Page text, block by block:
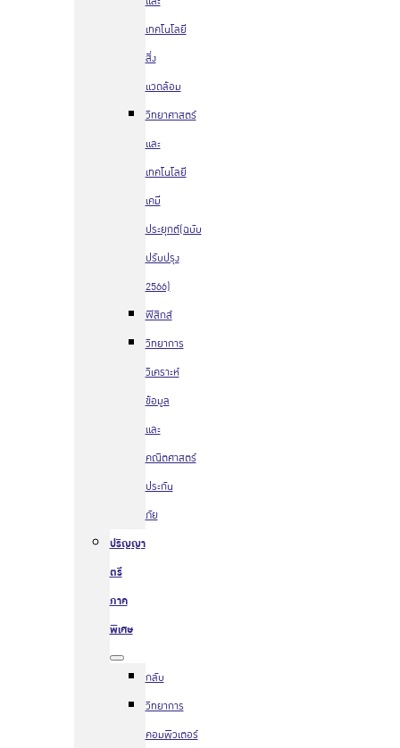
เทคโนโลยี
สิ่ง
แวดล้อม
วิทยาศาสตร์
และ
เทคโนโลยี
เคมี
ประยุกต์(ฉบับ
ปรับปรุง
2566)
ฟิสิกส์
วิทยาการ
วิเคราะห์
ข้อมูล
และ
คณิตศาสตร์
ประกัน
ภัย
ปริญญา
ตรี
ภาค
พิเศษ
กลับ
วิทยาการ
คอมพิวเตอร์